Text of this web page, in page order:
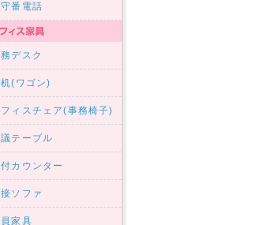
番電話
デスク
机(ワゴン)
ィスチェア(事務椅子)
テーブル
カウンター
接ソファ
家具